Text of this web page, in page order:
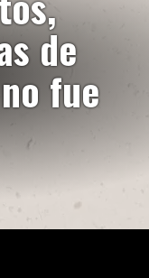
de
fue